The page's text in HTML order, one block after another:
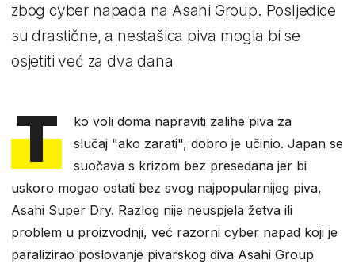
zbog cyber napada na Asahi Group. Posljedice
su drastične, a nestašica piva mogla bi se
osjetiti već za dva dana
T
ko voli doma napraviti zalihe piva za
slučaj "ako zarati", dobro je učinio. Japan se
suočava s krizom bez presedana jer bi
uskoro mogao ostati bez svog najpopularnijeg piva,
Asahi Super Dry. Razlog nije neuspjela žetva ili
problem u proizvodnji, već razorni cyber napad koji je
paralizirao poslovanje pivarskog diva Asahi Group